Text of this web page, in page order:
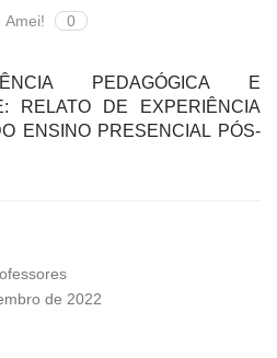
Amei! 0
PEDAGÓGICA E
RELATO DE EXPERIÊNCIA
ENSINO PRESENCIAL PÓS-
de 2022